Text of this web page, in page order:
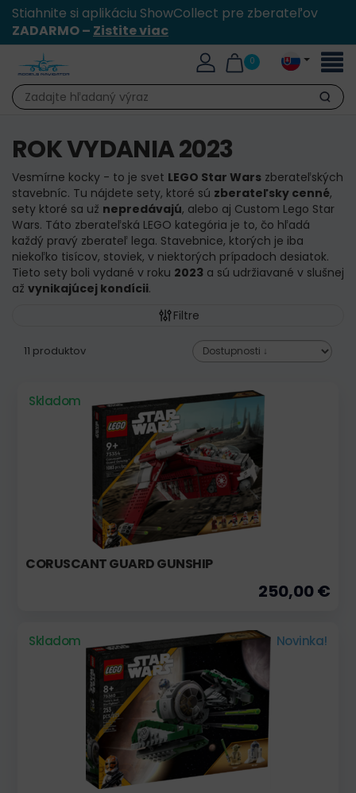
Stiahnite si aplikáciu ShowCollect pre zberateľov
ZADARMO – Zistite viac
0
Hľadať
ROK VYDANIA 2023
Vesmírne kocky - to je svet LEGO Star Wars zberateľských
stavebníc. Tu nájdete sety, ktoré sú zberateľsky cenné,
sety ktoré sa už nepredávajú, alebo aj Custom Lego Star
Wars. Táto zberateľská LEGO kategória je to, čo hľadá
každý pravý zberateľ lega. Stavebnice, ktorých je iba
niekoľko tisícov, stoviek, v niektorých prípadoch desiatok.
Tieto sety boli vydané v roku 2023 a sú udržiavané v slušnej
až vynikajúcej kondícii.
Filtre
11 produktov
Skladom
CORUSCANT GUARD GUNSHIP
250,00 €
Skladom Novinka!